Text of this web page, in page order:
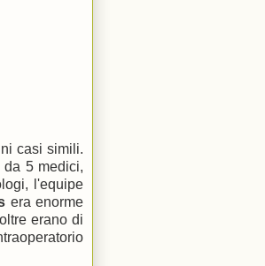
casi simili.
5 medici,
l'equipe
era enorme
erano di